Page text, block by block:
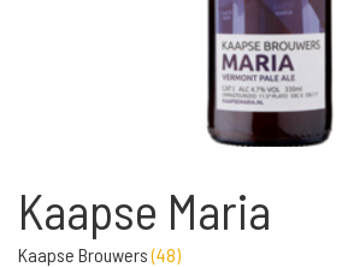
Kaapse Maria
Kaapse Brouwers(48)